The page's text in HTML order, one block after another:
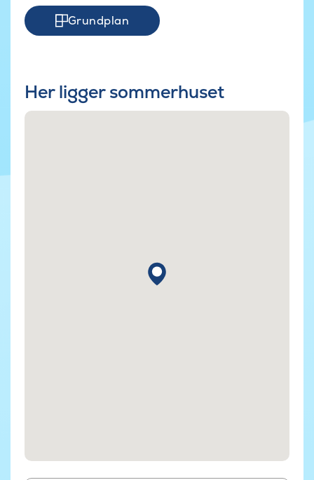
Grundplan
Her ligger sommerhuset